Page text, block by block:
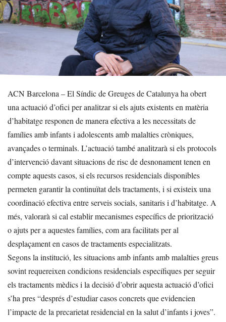
ACN Barcelona – El Síndic de Greuges de Catalunya ha obert
una actuació d’ofici per analitzar si els ajuts existents en matèria
d’habitatge responen de manera efectiva a les necessitats de
famílies amb infants i adolescents amb malalties cròniques,
avançades o terminals. L’actuació també analitzarà si els protocols
d’intervenció davant situacions de risc de desnonament tenen en
compte aquests casos, si els recursos residencials disponibles
permeten garantir la continuïtat dels tractaments, i si existeix una
coordinació efectiva entre serveis socials, sanitaris i d’habitatge. A
més, valorarà si cal establir mecanismes específics de priorització
o ajuts per a aquestes famílies, com ara facilitats per al
desplaçament en casos de tractaments especialitzats.
Segons la institució, les situacions amb infants amb malalties greus
sovint requereixen condicions residencials específiques per seguir
els tractaments mèdics i la decisió d’obrir aquesta actuació d’ofici
s’ha pres “després d’estudiar casos concrets que evidencien
l’impacte de la precarietat residencial en la salut d’infants i joves”.